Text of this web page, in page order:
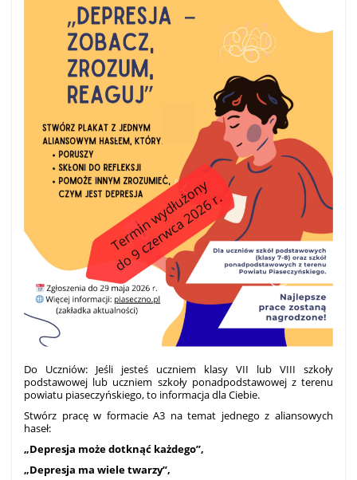
Do Uczniów: Jeśli jesteś uczniem klasy VII lub VIII szkoły
podstawowej lub uczniem szkoły ponadpodstawowej z terenu
powiatu piaseczyńskiego, to informacja dla Ciebie.
Stwórz pracę w formacie A3 na temat jednego z aliansowych
haseł:
„Depresja może dotknąć każdego”,
„Depresja ma wiele twarzy”,